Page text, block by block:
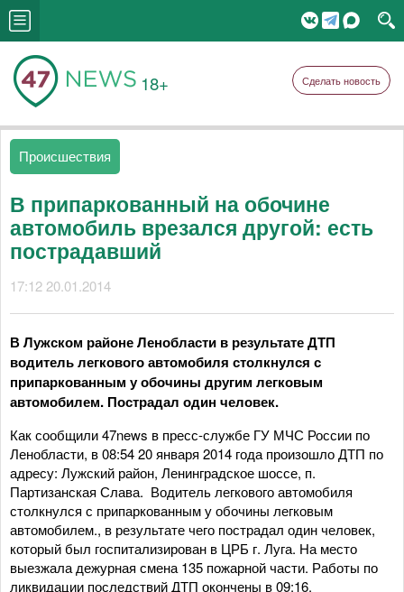
18+ Сделать новость
Происшествия
В припаркованный на обочине
автомобиль врезался другой: есть
пострадавший
17:12 20.01.2014
В Лужском районе Ленобласти в результате ДТП
водитель легкового автомобиля столкнулся с
припаркованным у обочины другим легковым
автомобилем. Пострадал один человек.
Как сообщили 47news в пресс-службе ГУ МЧС России по
Ленобласти, в 08:54 20 января 2014 года произошло ДТП по
адресу: Лужский район, Ленинградское шоссе, п.
Партизанская Слава. Водитель легкового автомобиля
столкнулся с припаркованным у обочины легковым
автомобилем., в результате чего пострадал один человек,
который был госпитализирован в ЦРБ г. Луга. На место
выезжала дежурная смена 135 пожарной части. Работы по
ликвидации последствий ДТП окончены в 09:16.